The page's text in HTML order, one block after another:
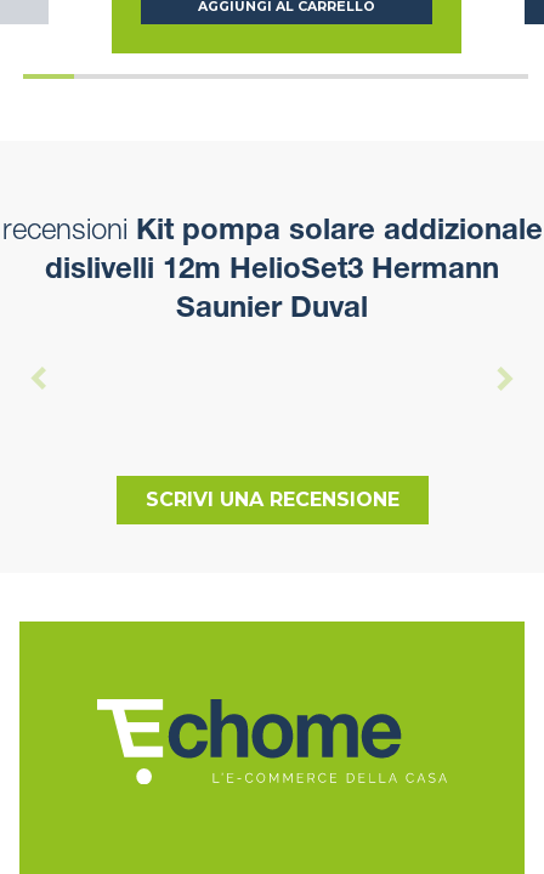
AGGIUNGI AL CARRELLO
recensioni Kit pompa solare addizionale
dislivelli 12m HelioSet3 Hermann
Saunier Duval
SCRIVI UNA RECENSIONE